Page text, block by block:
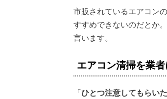
市販されているエアコン
すすめできないのだとか
言います。
エアコン清掃を業
「 ひとつ注意してもらい